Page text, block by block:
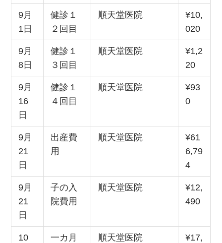
9月
1日
健診１
２回目
順天堂医院
¥10,
020
9月
8日
健診１
３回目
順天堂医院
¥1,2
20
9月
16
日
健診１
４回目
順天堂医院
¥93
0
9月
21
日
出産費
用
順天堂医院
¥61
6,79
4
9月
21
日
子の入
院費用
順天堂医院
¥12,
490
10
一カ月
順天堂医院
¥17,